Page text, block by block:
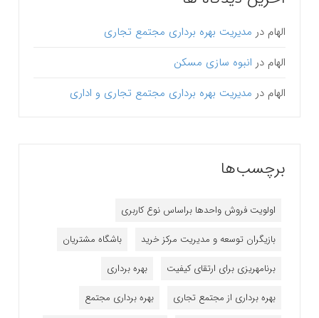
الهام در مدیریت بهره برداری مجتمع تجاری
الهام در انبوه سازی مسکن
الهام در مدیریت بهره برداری مجتمع تجاری و اداری
برچسب‌ها
اولویت فروش واحدها براساس نوع کاربری
بازیگران توسعه و مدیریت مرکز خرید
باشگاه مشتریان
برنامه‎ریزی برای ارتقای کیفیت
بهره برداری
بهره برداری از مجتمع تجاری
بهره برداری مجتمع